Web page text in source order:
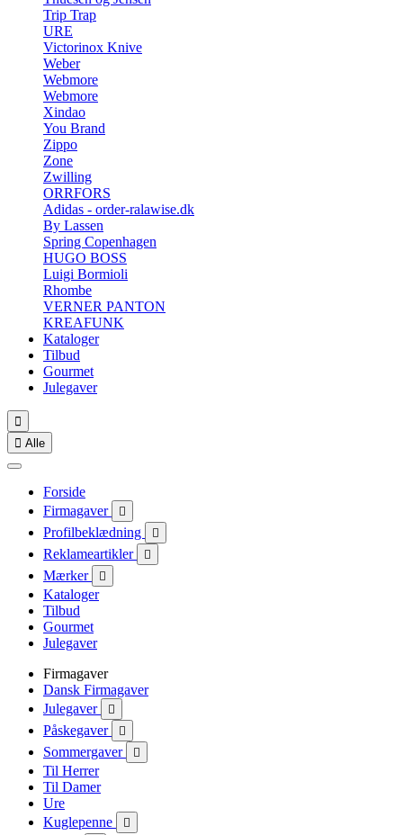
Trip Trap
URE
Victorinox Knive
Weber
Webmore
Webmore
Xindao
You Brand
Zippo
Zone
Zwilling
ORRFORS
Adidas - order-ralawise.dk
By Lassen
Spring Copenhagen
HUGO BOSS
Luigi Bormioli
Rhombe
VERNER PANTON
KREAFUNK
Kataloger
Tilbud
Gourmet
Julegaver

 Alle
Forside
Firmagaver

Profilbeklædning 
Reklameartikler 
Mærker 
Kataloger
Tilbud
Gourmet
Julegaver
Firmagaver
Dansk Firmagaver
Julegaver

Påskegaver 
Sommergaver 
Til Herrer
Til Damer
Ure
Kuglepenne
